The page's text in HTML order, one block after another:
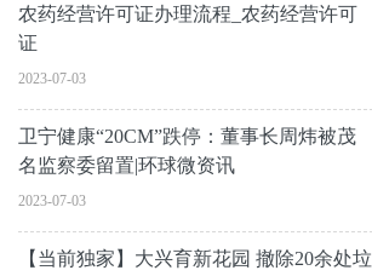
农药经营许可证办理流程_农药经营许可
证
2023-07-03
卫宁健康“20CM”跌停：董事长周炜被茂
名监察委留置|环球微资讯
2023-07-03
【当前独家】大兴育新花园 撤除20余处垃